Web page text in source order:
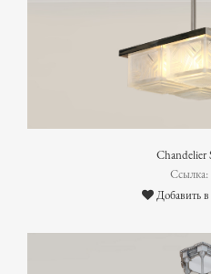
Ссылка:
Добавить